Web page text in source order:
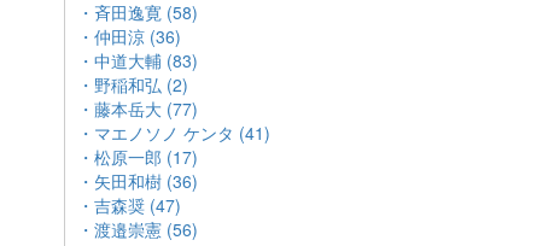
・斉田逸寛 (58)
・仲田涼 (36)
・中道大輔 (83)
・野稲和弘 (2)
・藤本岳大 (77)
・マエノソノ ケンタ (41)
・松原一郎 (17)
・矢田和樹 (36)
・吉森奨 (47)
・渡邉崇憲 (56)